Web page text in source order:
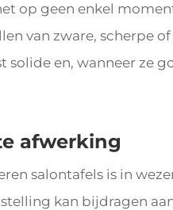
op geen enkel
van zware, scherpe
solide en, wanneer ze
afwerking
salontafels is in
kan bijdragen